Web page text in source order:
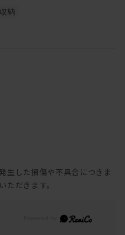
納
生した損傷や不具合につきま
ただきます。